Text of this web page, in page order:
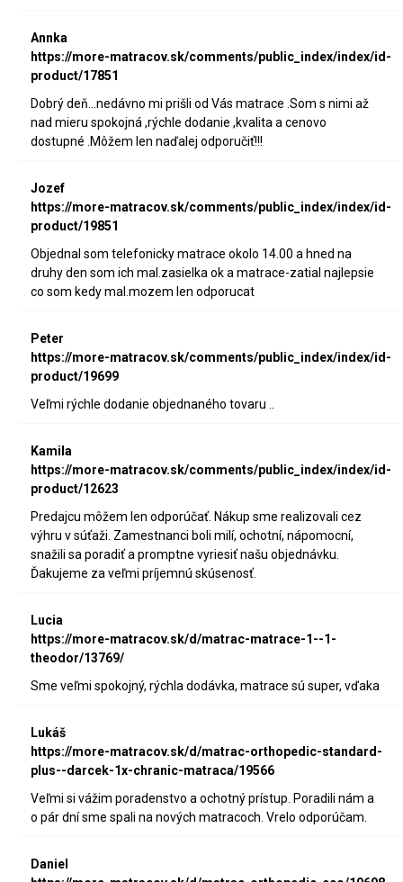
Annka
https://more-matracov.sk/comments/public_index/index/id-
product/17851
Dobrý deň...nedávno mi prišli od Vás matrace .Som s nimi až
nad mieru spokojná ,rýchle dodanie ,kvalita a cenovo
dostupné .Môžem len naďalej odporučiť!!!
Jozef
https://more-matracov.sk/comments/public_index/index/id-
product/19851
Objednal som telefonicky matrace okolo 14.00 a hned na
druhy den som ich mal.zasielka ok a matrace-zatial najlepsie
co som kedy mal.mozem len odporucat
Peter
https://more-matracov.sk/comments/public_index/index/id-
product/19699
Veľmi rýchle dodanie objednaného tovaru ..
Kamila
https://more-matracov.sk/comments/public_index/index/id-
product/12623
Predajcu môžem len odporúčať. Nákup sme realizovali cez
výhru v súťaži. Zamestnanci boli milí, ochotní, nápomocní,
snažili sa poradiť a promptne vyriesiť našu objednávku.
Ďakujeme za veľmi príjemnú skúsenosť.
Lucia
https://more-matracov.sk/d/matrac-matrace-1--1-
theodor/13769/
Sme veľmi spokojný, rýchla dodávka, matrace sú super, vďaka
Lukáš
https://more-matracov.sk/d/matrac-orthopedic-standard-
plus--darcek-1x-chranic-matraca/19566
Veľmi si vážim poradenstvo a ochotný prístup. Poradili nám a
o pár dní sme spali na nových matracoch. Vrelo odporúčam.
Daniel